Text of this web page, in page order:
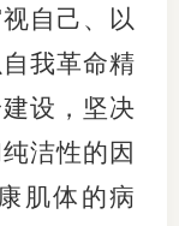
自己、以
我革命精
设，坚决
洁性的因
肌体的病